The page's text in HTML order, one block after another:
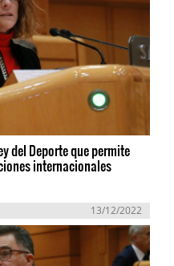
del Deporte que permite
internacionales
13/12/2022